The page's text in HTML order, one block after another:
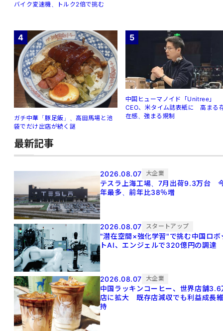
バイク変速機、トルク2倍で挑む
4
ガチ中華「豚足飯」、高田馬場と池
袋でだけ出店が続く謎
5
中国ヒューマノイド「Unitree」
CEO、米タイム誌表紙に 高まる
在感、強まる規制
最新記事
2026.08.07 大企業
テスラ上海工場、7月出荷9.3万台
年最多、前年比38％増
2026.08.07 スタートアップ
"潜在空間×強化学習"で挑む中国ロボ
トAI、エンジェルで320億円の調達
2026.08.07 大企業
中国ラッキンコーヒー、世界店舗3.6
店に拡大 既存店減収でも利益成長
持